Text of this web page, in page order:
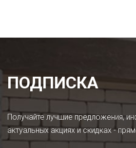
ПОДПИСКА
Получайте лучшие предложения,
актуальных акциях и скидках -